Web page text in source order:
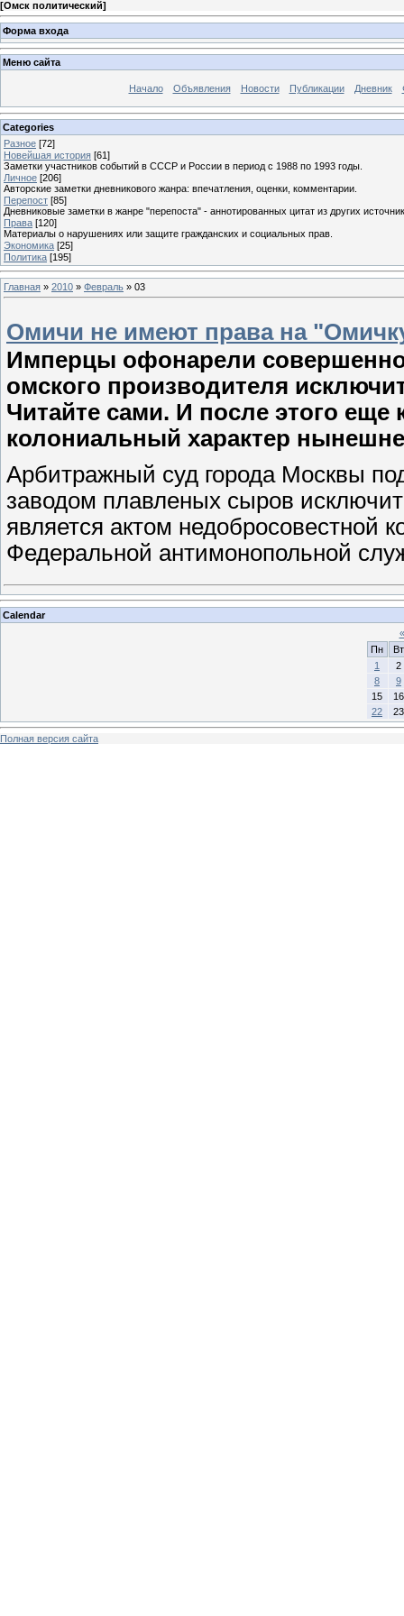
[Омск политический]
Форма входа
Меню сайта
Начало Объявления Новости Публикации Дневник
Categories
Разное [72]
Новейшая история [61]
Заметки участников событий в СССР и России в период с 1988 по 1993 годы.
Личное [206]
Авторские заметки дневникового жанра: впечатления, оценки, комментарии.
Перепост [85]
Дневниковые заметки в жанре "перепоста" - аннотированных цитат из других
Права [120]
Материалы о нарушениях или защите гражданских и социальных прав.
Экономика [25]
Политика [195]
Главная » 2010 » Февраль » 03
Омичи не имеют права на
Имперцы офонарели
омского производителя
Читайте сами. И после этого еще
колониальный характер
Арбитражный суд города Москвы
заводом плавленых сыров
является актом недобросовестной
Федеральной антимонопольной
Calendar
«
Пн
Вт
1
2
8
9
15
16
22
23
Полная версия сайта